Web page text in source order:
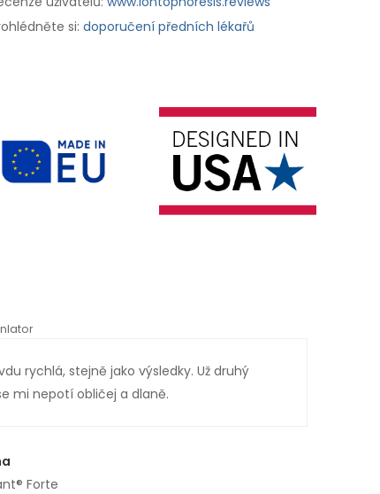
si: doporučení předních lékařů
rychlá, stejně jako výsledky. Už druhý
mi nepotí obličej a dlaně.
Forte